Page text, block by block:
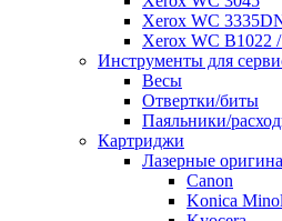
Xerox WC
Xerox WC B1022
Инструменты для
Весы
Отвертки/биты
Паяльники/
Картриджи
Лазерные
Canon
Konica